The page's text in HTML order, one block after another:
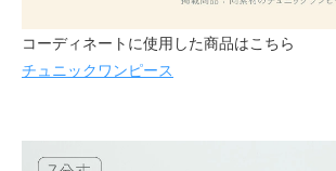
コーディネートに使用した商品はこちら
チュニックワンピース